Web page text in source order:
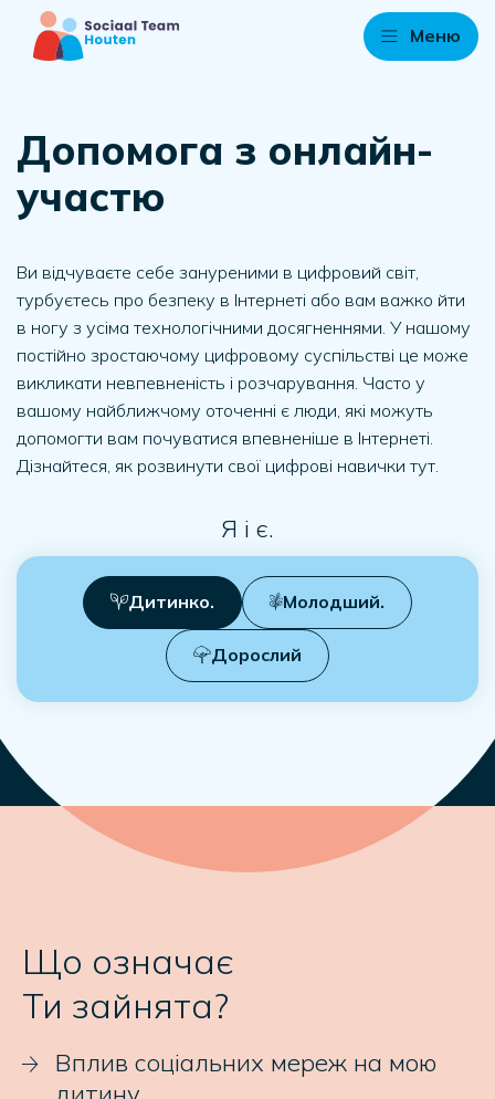
Меню
Допомога з онлайн-
участю
Ви відчуваєте себе зануреними в цифровий світ,
турбуєтесь про безпеку в Інтернеті або вам важко йти
в ногу з усіма технологічними досягненнями. У нашому
постійно зростаючому цифровому суспільстві це може
викликати невпевненість і розчарування. Часто у
вашому найближчому оточенні є люди, які можуть
допомогти вам почуватися впевненіше в Інтернеті.
Дізнайтеся, як розвинути свої цифрові навички тут.
Я і є.
Дитинко. Молодший.
Дорослий
Що означає
Ти зайнята?
Вплив соціальних мереж на мою